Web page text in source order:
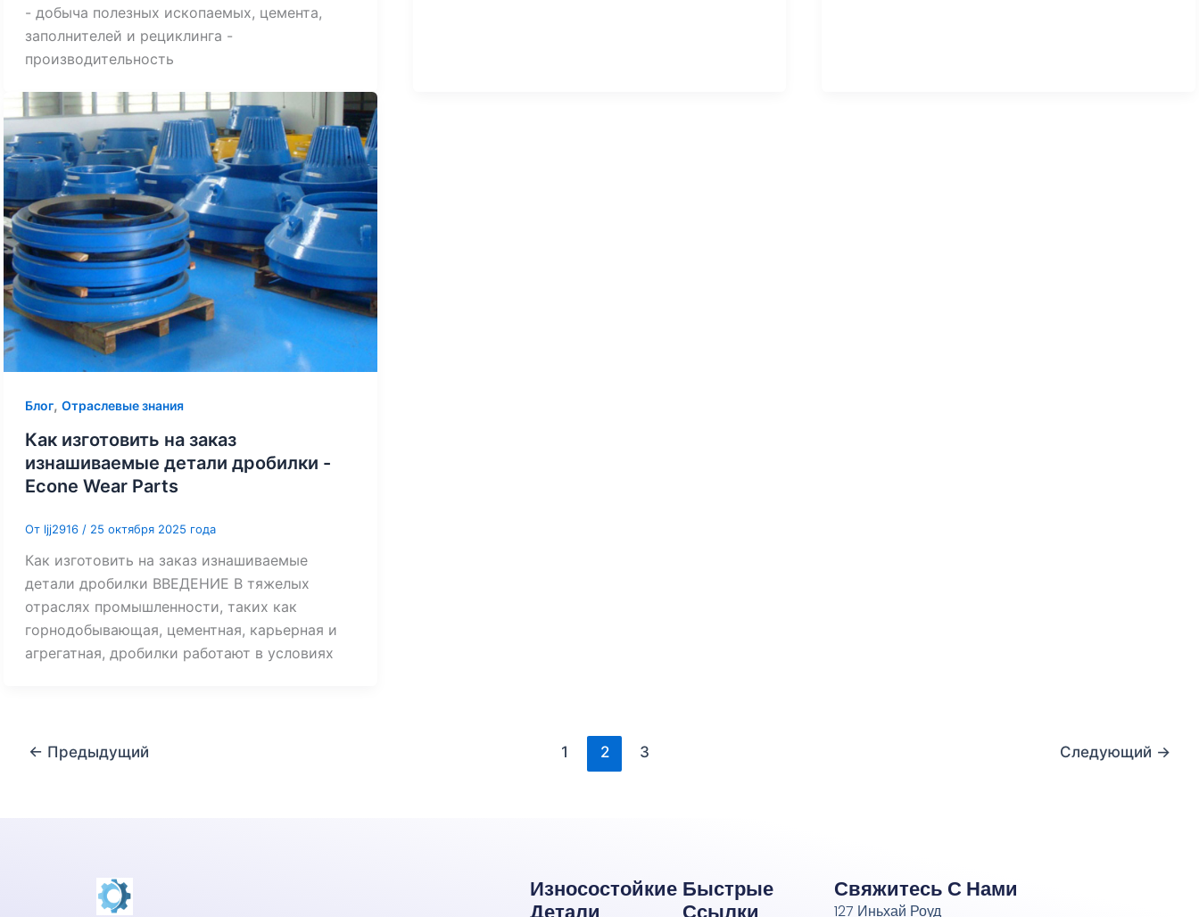
- добыча полезных ископаемых, цемента,
заполнителей и рециклинга -
производительность
Блог, Отраслевые знания
Как изготовить на заказ
изнашиваемые детали дробилки -
Econe Wear Parts
От ljj2916 / 25 октября 2025 года
Как изготовить на заказ изнашиваемые
детали дробилки ВВЕДЕНИЕ В тяжелых
отраслях промышленности, таких как
горнодобывающая, цементная, карьерная и
агрегатная, дробилки работают в условиях
← Предыдущий 1 2 3 Следующий →
Износостойкие Быстрые
Свяжитесь С Нами
127 Иньхай Роуд